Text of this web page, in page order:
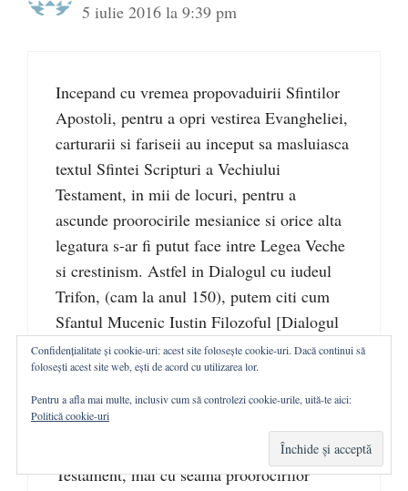
5 iulie 2016 la 9:39 pm
Incepand cu vremea propovaduirii Sfintilor
Apostoli, pentru a opri vestirea Evangheliei,
carturarii si fariseii au inceput sa masluiasca
textul Sfintei Scripturi a Vechiului
Testament, in mii de locuri, pentru a
ascunde proorocirile mesianice si orice alta
legatura s-ar fi putut face intre Legea Veche
si crestinism. Astfel in Dialogul cu iudeul
Trifon, (cam la anul 150), putem citi cum
Sfantul Mucenic Iustin Filozoful [Dialogul
cu iudeul Trifon, cap. 72,84,137 in
Apologeti de limba greaca Ed Institutului
Biblic, Bucuresti 1997] il mustra pe acesta
pentru o seama de schimbari aduse de evrei
textului Sfintei Scripturi a Vechiului
Testament, mai cu seama proorocirilor
Confidențialitate și cookie-uri: acest site folosește cookie-uri. Dacă continui să
folosești acest site web, ești de acord cu utilizarea lor.
Pentru a afla mai multe, inclusiv cum să controlezi cookie-urile, uită-te aici:
Politică cookie-uri